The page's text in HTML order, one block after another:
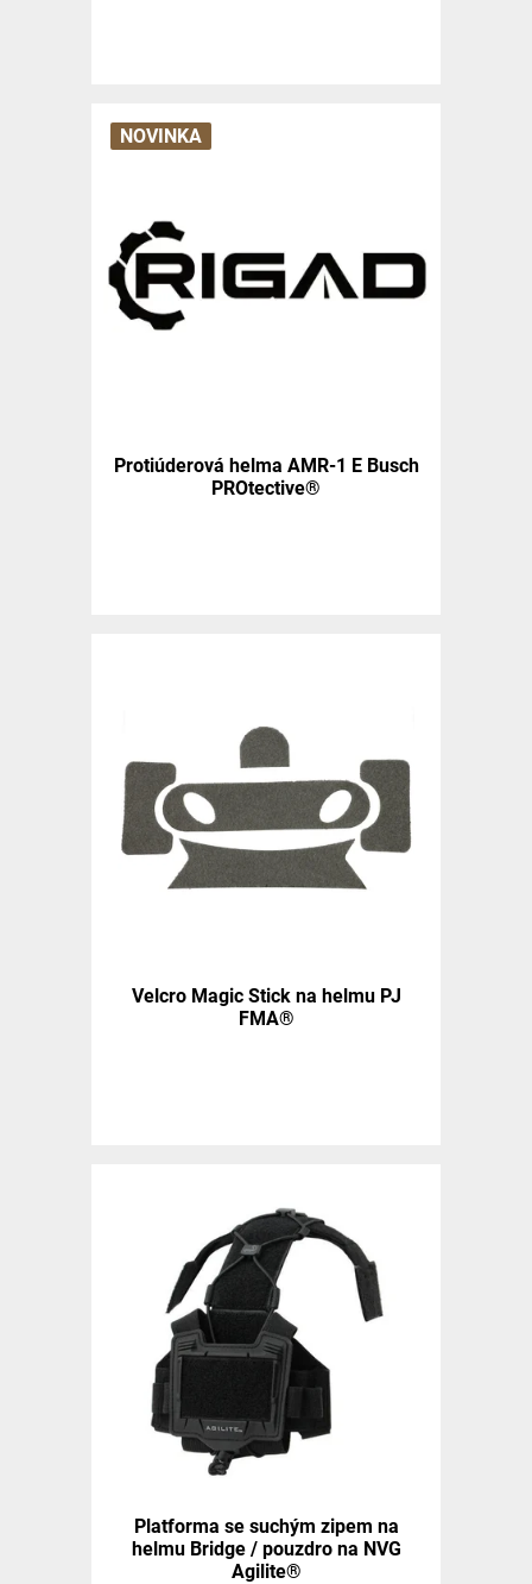
NOVINKA
Protiúderová helma AMR-1 E Busch
PROtective®
Velcro Magic Stick na helmu PJ
FMA®
Platforma se suchým zipem na
helmu Bridge / pouzdro na NVG
Agilite®